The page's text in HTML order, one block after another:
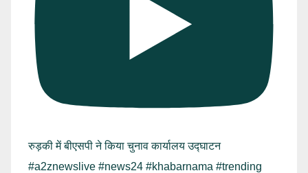
रुड़की में बीएसपी ने किया चुनाव कार्यालय उद्घाटन
#a2znewslive #news24 #khabarnama #trending